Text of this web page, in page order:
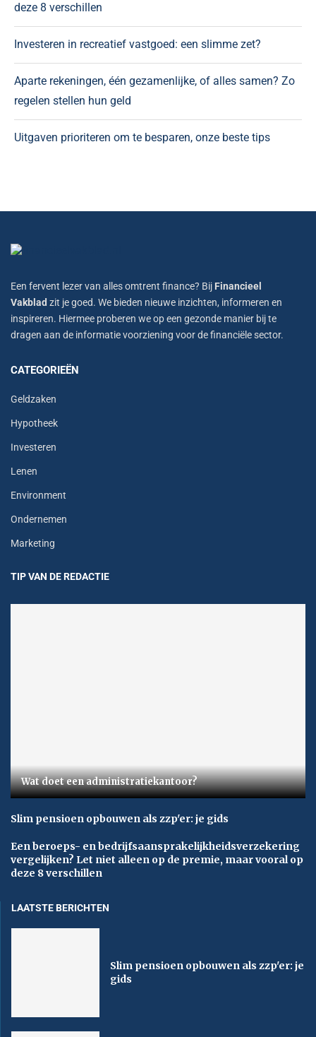
deze 8 verschillen
Investeren in recreatief vastgoed: een slimme zet?
Aparte rekeningen, één gezamenlijke, of alles samen? Zo
regelen stellen hun geld
Uitgaven prioriteren om te besparen, onze beste tips
Een fervent lezer van alles omtrent finance? Bij Financieel
Vakblad zit je goed. We bieden nieuwe inzichten, informeren en
inspireren. Hiermee proberen we op een gezonde manier bij te
dragen aan de informatie voorziening voor de financiële sector.
CATEGORIEËN
Geldzaken
Hypotheek
Investeren
Lenen
Environment
Ondernemen
Marketing
TIP VAN DE REDACTIE
Wat doet een administratiekantoor?
Slim pensioen opbouwen als zzp'er: je gids
Een beroeps- en bedrijfsaansprakelijkheidsverzekering
vergelijken? Let niet alleen op de premie, maar vooral op
deze 8 verschillen
LAATSTE BERICHTEN
Slim pensioen opbouwen als zzp'er: je
gids